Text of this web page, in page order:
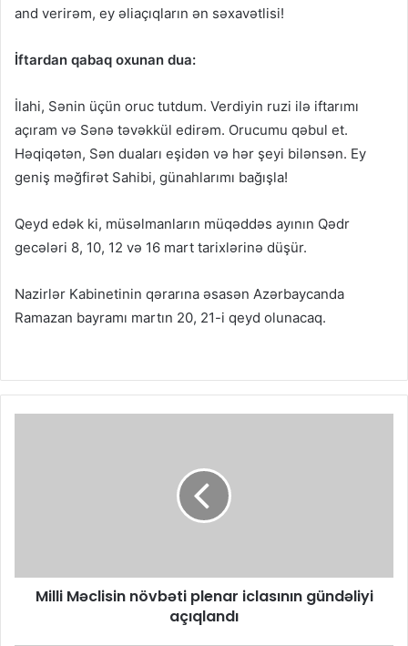
and verirəm, ey əliaçıqların ən səxavətlisi!
İftardan qabaq oxunan dua:
İlahi, Sənin üçün oruc tutdum. Verdiyin ruzi ilə iftarımı
açıram və Sənə təvəkkül edirəm. Orucumu qəbul et.
Həqiqətən, Sən duaları eşidən və hər şeyi bilənsən. Ey
geniş məğfirət Sahibi, günahlarımı bağışla!
Qeyd edək ki, müsəlmanların müqəddəs ayının Qədr
gecələri 8, 10, 12 və 16 mart tarixlərinə düşür.
Nazirlər Kabinetinin qərarına əsasən Azərbaycanda
Ramazan bayramı martın 20, 21-i qeyd olunacaq.
Milli Məclisin növbəti plenar iclasının gündəliyi
açıqlandı